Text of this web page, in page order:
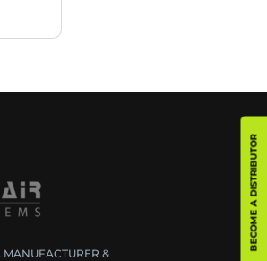
BECOME A DISTRIBUTOR
MANUFACTURER &